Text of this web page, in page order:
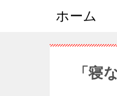
ホーム
「寝